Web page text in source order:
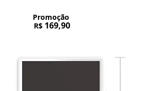
Promoção
R$ 169,90